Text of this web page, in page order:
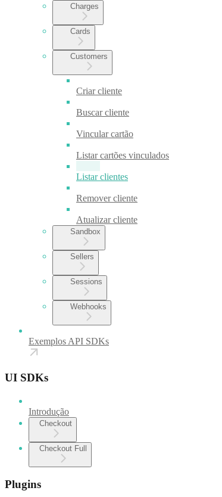
Charges
Cards
Customers
Criar cliente
Buscar cliente
Vincular cartão
Listar cartões vinculados
Listar clientes
Remover cliente
Atualizar cliente
Sandbox
Sellers
Sessions
Webhooks
Exemplos API SDKs
UI SDKs
Introdução
Checkout
Checkout Full
Plugins